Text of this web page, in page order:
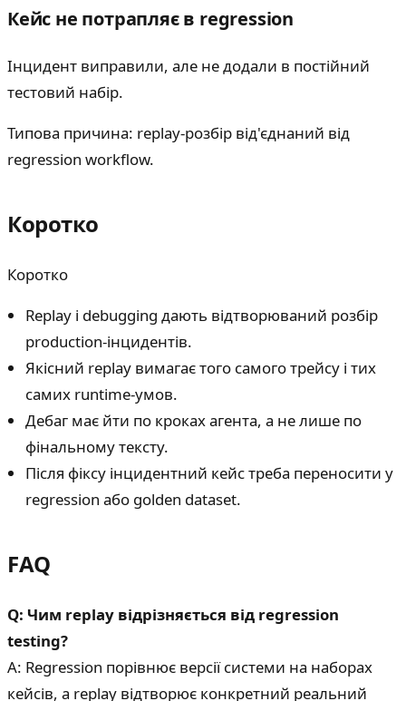
Кейс не потрапляє в regression
Інцидент виправили, але не додали в постійний
тестовий набір.
Типова причина: replay-розбір від'єднаний від
regression workflow.
Коротко
Коротко
Replay і debugging дають відтворюваний розбір
production-інцидентів.
Якісний replay вимагає того самого трейсу і тих
самих runtime-умов.
Дебаг має йти по кроках агента, а не лише по
фінальному тексту.
Після фіксу інцидентний кейс треба переносити у
regression або golden dataset.
FAQ
Q: Чим replay відрізняється від regression
testing?
A: Regression порівнює версії системи на наборах
кейсів, а replay відтворює конкретний реальний